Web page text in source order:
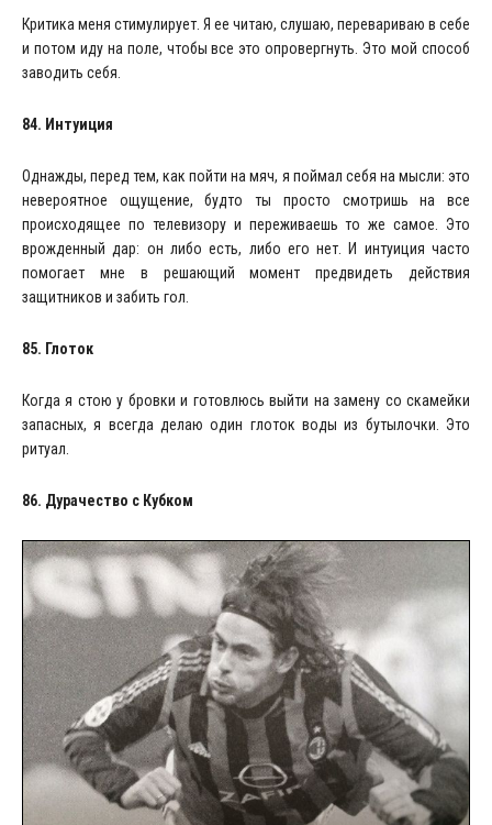
Критика меня стимулирует. Я ее читаю, слушаю, перевариваю в себе
и потом иду на поле, чтобы все это опровергнуть. Это мой способ
заводить себя.
84. Интуиция
Однажды, перед тем, как пойти на мяч, я поймал себя на мысли: это
невероятное ощущение, будто ты просто смотришь на все
происходящее по телевизору и переживаешь то же самое. Это
врожденный дар: он либо есть, либо его нет. И интуиция часто
помогает мне в решающий момент предвидеть действия
защитников и забить гол.
85. Глоток
Когда я стою у бровки и готовлюсь выйти на замену со скамейки
запасных, я всегда делаю один глоток воды из бутылочки. Это
ритуал.
86. Дурачество с Кубком